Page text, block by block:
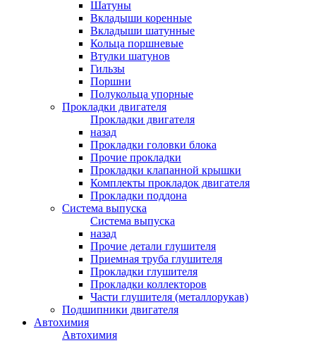
Шатуны
Вкладыши коренные
Вкладыши шатунные
Кольца поршневые
Втулки шатунов
Гильзы
Поршни
Полукольца упорные
Прокладки двигателя
Прокладки двигателя
назад
Прокладки головки блока
Прочие прокладки
Прокладки клапанной крышки
Комплекты прокладок двигателя
Прокладки поддона
Система выпуска
Система выпуска
назад
Прочие детали глушителя
Приемная труба глушителя
Прокладки глушителя
Прокладки коллекторов
Части глушителя (металлорукав)
Подшипники двигателя
Автохимия
Автохимия